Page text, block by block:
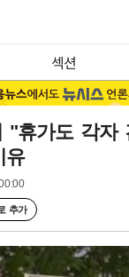
섹션
"휴가도 각
유
추가